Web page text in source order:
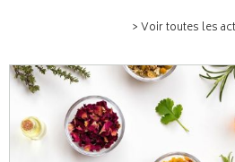
> Voir toutes les